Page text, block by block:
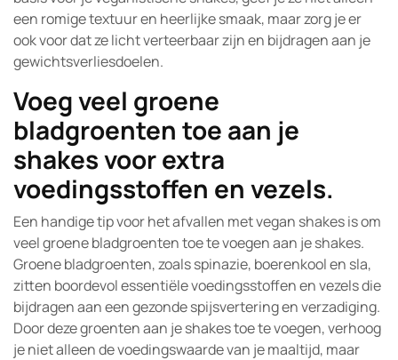
een romige textuur en heerlijke smaak, maar zorg je er
ook voor dat ze licht verteerbaar zijn en bijdragen aan je
gewichtsverliesdoelen.
Voeg veel groene
bladgroenten toe aan je
shakes voor extra
voedingsstoffen en vezels.
Een handige tip voor het afvallen met vegan shakes is om
veel groene bladgroenten toe te voegen aan je shakes.
Groene bladgroenten, zoals spinazie, boerenkool en sla,
zitten boordevol essentiële voedingsstoffen en vezels die
bijdragen aan een gezonde spijsvertering en verzadiging.
Door deze groenten aan je shakes toe te voegen, verhoog
je niet alleen de voedingswaarde van je maaltijd, maar